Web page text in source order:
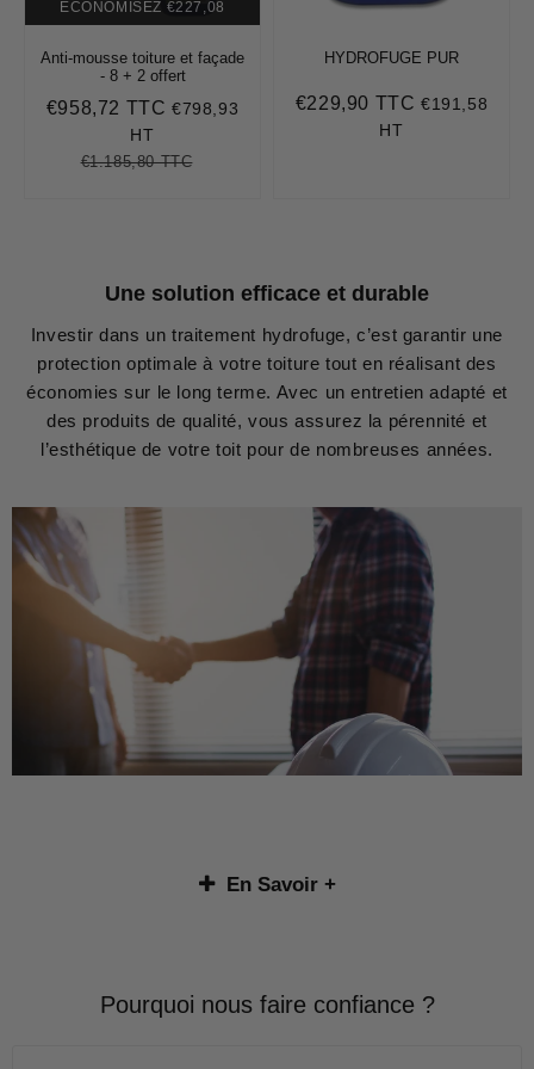
ECONOMISEZ €227,08
Anti-mousse toiture et façade
- 8 + 2 offert
Prix
€958,72 TTC €958,72
€798,93
HT
Prix
€1.185,80 TTC€1.185,80
HYDROFUGE PUR
Prix
€229,90 TTC €229,90
€191,58
HT
Une solution efficace et durable
Investir dans un traitement hydrofuge, c’est garantir une
protection optimale à votre toiture tout en réalisant des
économies sur le long terme. Avec un entretien adapté et
des produits de qualité, vous assurez la pérennité et
l’esthétique de votre toit pour de nombreuses années.
En Savoir +
L’application d’untraitement hydrofugeest l’une des
Pourquoi nous faire confiance ?